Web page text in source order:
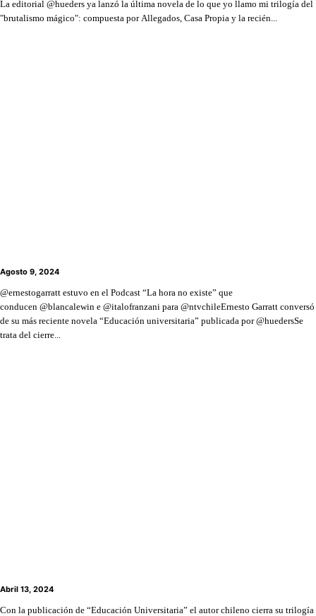
La editorial @hueders ya lanzó la última novela de lo que yo llamo mi trilogía del
"brutalismo mágico": compuesta por Allegados, Casa Propia y la recién...
Agosto 9, 2024
@ernestogarratt estuvo en el Podcast “La hora no existe” que
conducen @blancalewin e @italofranzani para @ntvchileErnesto Garratt conversó
de su más reciente novela “Educación universitaria” publicada por @huedersSe
trata del cierre...
Abril 13, 2024
Con la publicación de “Educación Universitaria” el autor chileno cierra su trilogía